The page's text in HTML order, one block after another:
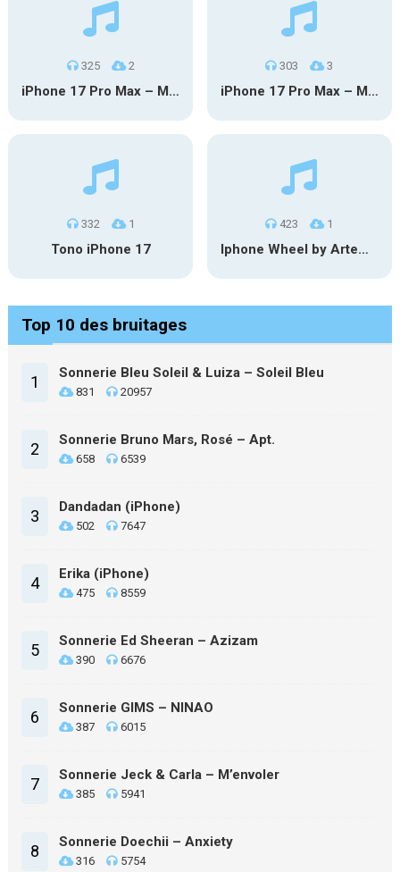
325 2
iPhone 17 Pro Max – MSM
303 3
iPhone 17 Pro Max – Mgm
332 1
Tono iPhone 17
423 1
Iphone Wheel by Artematiko
Top 10 des bruitages
1 Sonnerie Bleu Soleil & Luiza – Soleil Bleu
831 20957
2 Sonnerie Bruno Mars, Rosé – Apt.
658 6539
3 Dandadan (iPhone)
502 7647
4 Erika (iPhone)
475 8559
5 Sonnerie Ed Sheeran – Azizam
390 6676
6 Sonnerie GIMS – NINAO
387 6015
7 Sonnerie Jeck & Carla – M’envoler
385 5941
8 Sonnerie Doechii – Anxiety
316 5754